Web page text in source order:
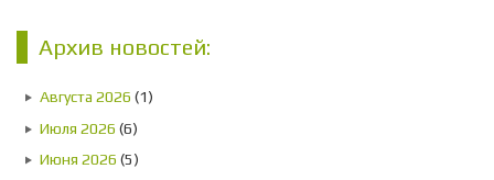
Архив новостей:
Августа 2026 (1)
Июля 2026 (6)
Июня 2026 (5)